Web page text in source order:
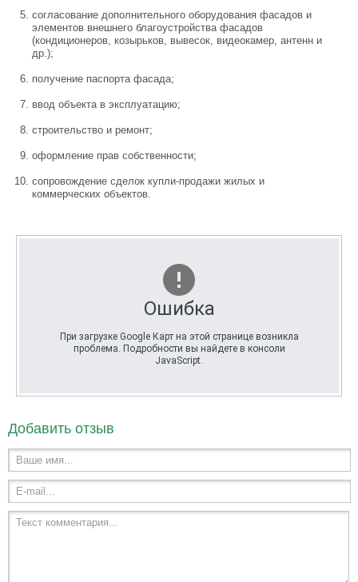
согласование дополнительного оборудования фасадов и
элементов внешнего благоустройства фасадов
(кондиционеров, козырьков, вывесок, видеокамер, антенн и
др.);
получение паспорта фасада;
ввод объекта в эксплуатацию;
строительство и ремонт;
оформление прав собственности;
сопровождение сделок купли-продажи жилых и
коммерческих объектов.
Ошибка
При загрузке Google Карт на этой странице возникла
проблема. Подробности вы найдете в консоли
JavaScript.
Добавить отзыв
Ваше имя...
E-mail...
Текст комментария...